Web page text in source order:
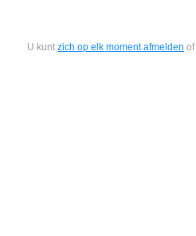
U kunt zich op elk moment afmelden of